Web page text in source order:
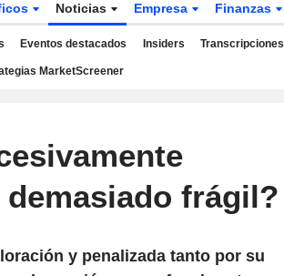
Noticias Empresa Finanzas
Eventos destacados Insiders Transcripciones
MarketScreener
frágil?
y penalizada tanto por su